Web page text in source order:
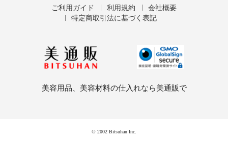
ご利用ガイド 利用規約
会社概要
特定商取引法に基づく表記
美容用品、美容材料の仕入れなら美通販で
© 2002 Bitsuhan Inc.